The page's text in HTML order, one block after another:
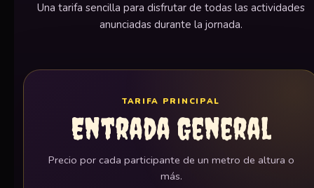
Una tarifa sencilla para disfrutar de todas las actividades
anunciadas durante la jornada.
TARIFA PRINCIPAL
Entrada General
Precio por cada participante de un metro de altura o
más.